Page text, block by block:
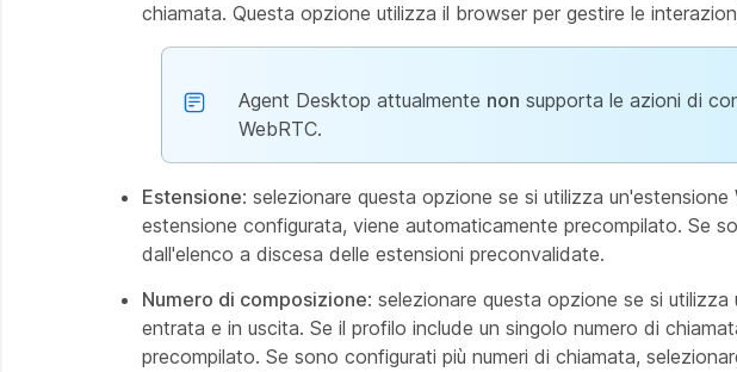
chiamata. Questa opzione utilizza il browser per gestire le
Agent Desktop attualmente non supporta le azioni di
WebRTC.
Estensione: selezionare questa opzione se si utilizza
estensione configurata, viene automaticamente precompilato. Se
dall'elenco a discesa delle estensioni preconvalidate.
Numero di composizione: selezionare questa opzione se si
entrata e in uscita. Se il profilo include un singolo numero di
precompilato. Se sono configurati più numeri di chiamata,